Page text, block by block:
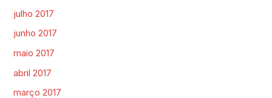
julho 2017
junho 2017
maio 2017
abril 2017
março 2017